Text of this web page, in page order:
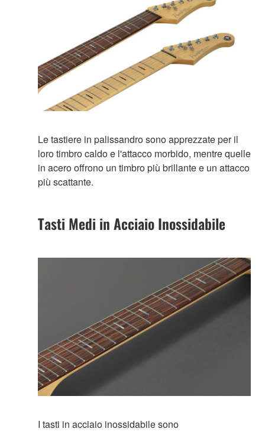
Le tastiere in palissandro sono apprezzate per il
loro timbro caldo e l'attacco morbido, mentre quelle
in acero offrono un timbro più brillante e un attacco
più scattante.
Tasti Medi in Acciaio Inossidabile
I tasti in acciaio inossidabile sono